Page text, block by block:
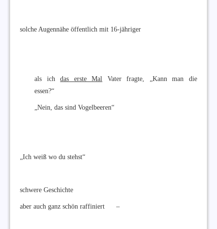
solche Augennähe öffentlich mit 16-jähriger
als ichdas erste Mal Vater fragte, „Kann man die
essen?“
„Nein, das sind Vogelbeeren“
„Ich weiß wo du stehst“
schwere Geschichte
aber auch ganz schön raffiniert –